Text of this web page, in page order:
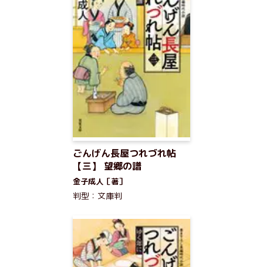
ごんげん長屋つれづれ帖
【三】 望郷の譜
金子成人［著］
判型：文庫判